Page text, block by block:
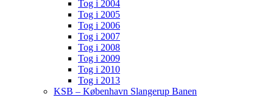
Tog i 2004
Tog i 2005
Tog i 2006
Tog i 2007
Tog i 2008
Tog i 2009
Tog i 2010
Tog i 2013
KSB – København Slangerup Banen